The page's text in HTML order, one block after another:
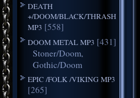
DEATH
+/DOOM/BLACK/THRASH
MP3 [558]
DOOM METAL MP3 [431]
Stoner/Doom,
Gothic/Doom
EPIC /FOLK /VIKING MP3
[265]